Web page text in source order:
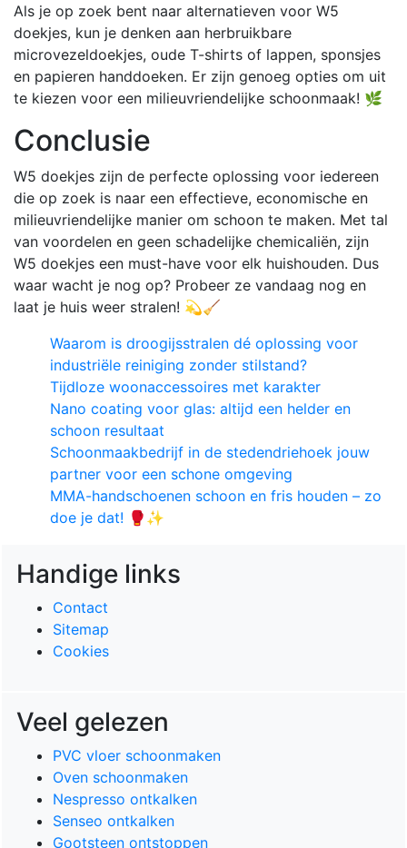
Als je op zoek bent naar alternatieven voor W5
doekjes, kun je denken aan herbruikbare
microvezeldoekjes, oude T-shirts of lappen, sponsjes
en papieren handdoeken. Er zijn genoeg opties om uit
te kiezen voor een milieuvriendelijke schoonmaak! 🌿
Conclusie
W5 doekjes zijn de perfecte oplossing voor iedereen
die op zoek is naar een effectieve, economische en
milieuvriendelijke manier om schoon te maken. Met tal
van voordelen en geen schadelijke chemicaliën, zijn
W5 doekjes een must-have voor elk huishouden. Dus
waar wacht je nog op? Probeer ze vandaag nog en
laat je huis weer stralen! 💫🧹
Waarom is droogijsstralen dé oplossing voor
industriële reiniging zonder stilstand?
Tijdloze woonaccessoires met karakter
Nano coating voor glas: altijd een helder en
schoon resultaat
Schoonmaakbedrijf in de stedendriehoek jouw
partner voor een schone omgeving
MMA-handschoenen schoon en fris houden – zo
doe je dat! 🥊✨
Handige links
Contact
Sitemap
Cookies
Veel gelezen
PVC vloer schoonmaken
Oven schoonmaken
Nespresso ontkalken
Senseo ontkalken
Gootsteen ontstoppen